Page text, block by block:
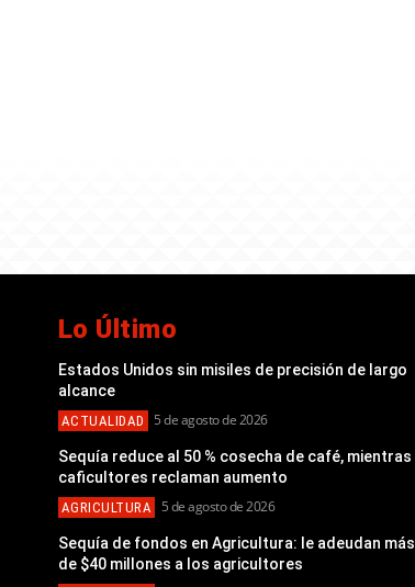
Lo Último
Estados Unidos sin misiles de precisión de largo
alcance
ACTUALIDAD 5 de agosto de 2026
Sequía reduce al 50 % cosecha de café, mientras
caficultores reclaman aumento
AGRICULTURA 5 de agosto de 2026
Sequía de fondos en Agricultura: le adeudan más
de $40 millones a los agricultores